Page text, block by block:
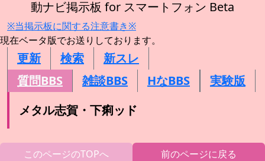
動ナビ掲示板 for スマートフォン Beta
※当掲示板に関する注意書き※
現在ベータ版でお送りしております。
更新 検索
新スレ
質問BBS
雑談BBS HなBBS
実験版
メタル志賀・下痢ッド
このページのTOPへ 前のページに戻る